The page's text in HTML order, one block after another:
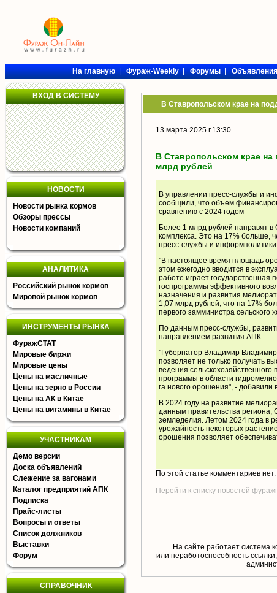
На главную|Фураж-Weekly|Форумы|Объявления
ВХОД В СИСТЕМУ
НОВОСТИ
Новости рынка кормов
Обзоры прессы
Новости компаний
АНАЛИТИКА
Российский рынок кормов
Мировой рынок кормов
ИНСТРУМЕНТЫ РЫНКА
ФуражСТАТ
Мировые биржи
Мировые цены
Цены на масличные
Цены на зерно в России
Цены на АК в Китае
Цены на витамины в Китае
УЧАСТНИКАМ
Демо версии
Доска объявлений
Слежение за вагонами
Каталог предприятий АПК
Подписка
Прайс-листы
Вопросы и ответы
Список должников
Выставки
Форум
СПРАВОЧНИК
В Ставропольском крае на
13 марта 2025 г.13:30
В Ставропольском крае
млрд рублей
В управлении пресс-службы и
сообщили, что объем
сравнению с 2024 годом
Более 1 млрд рублей направят в
комплекса. Это на 17% больше,
пресс-службы и информполитики
"В настоящее время площадь
этом ежегодно вводится в
работе играет
госпрограммы эффективного
назначения и развития
1,07 млрд рублей, что на 17%
первого замминистра сельского
По данным пресс-службы,
направлением развития АПК.
"Губернатор Владимир
позволяет не только получать
ведения сельскохозяйственного
программы в области
га нового орошения", - добавили
В 2024 году на развитие
данным правительства региона,
земледелия. Летом 2024 года в
урожайность некоторых
орошения позволяет
По этой статье комментариев нет.
Перейти к списку новостей
На сайте работает система
или неработоспособность